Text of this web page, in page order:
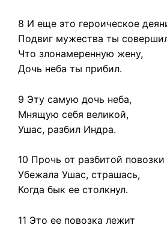
8 И еще это героическое
Подвиг мужества ты
Что злонамеренную жену,
Дочь неба ты прибил.
9 Эту самую дочь неба,
Мнящую себя великой,
Ушас, разбил Индра.
10 Прочь от разбитой повозки
Убежала Ушас, страшась,
Когда бык ее столкнул.
11 Это ее повозка лежит